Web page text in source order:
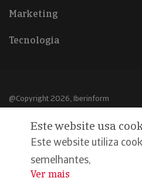
Marketing
Tecnologia
@Copyright 2026, Iberinform
Aviso legal
Política de cookies
Declaração de privacidade
Este website usa
Este website utiliza
semelhantes,
...
Ver mais